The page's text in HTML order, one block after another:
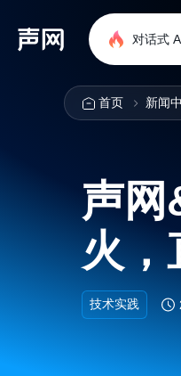
对话式
首页 新闻
声网
火，
技术实践